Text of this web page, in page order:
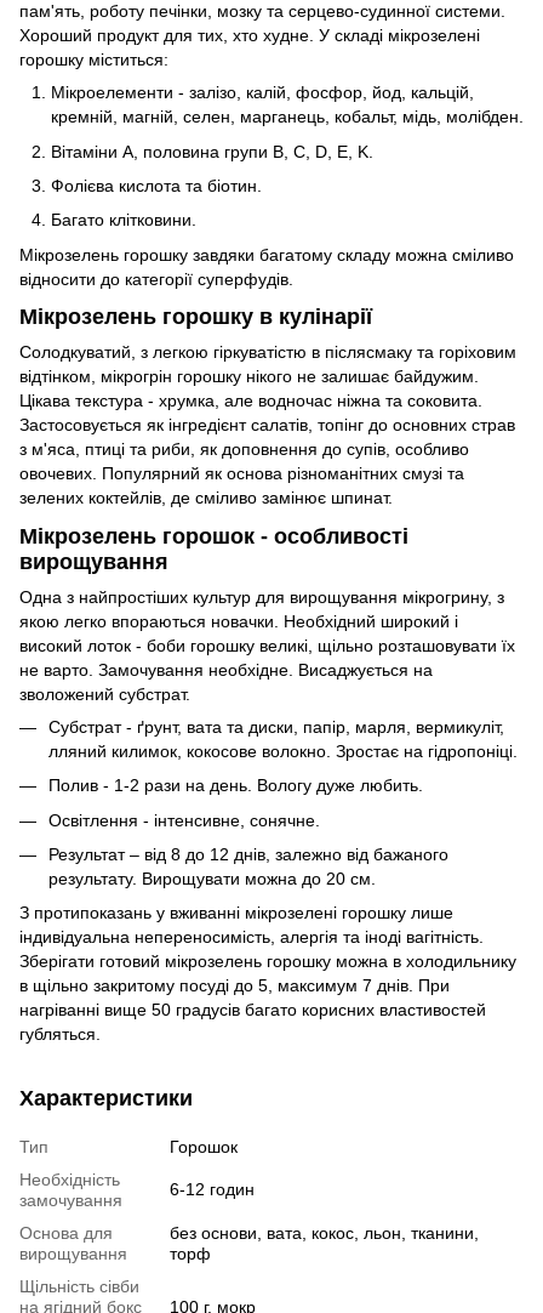
пам'ять, роботу печінки, мозку та серцево-судинної системи.
Хороший продукт для тих, хто худне. У складі мікрозелені
горошку міститься:
Мікроелементи - залізо, калій, фосфор, йод, кальцій,
кремній, магній, селен, марганець, кобальт, мідь, молібден.
Вітаміни A, половина групи B, С, D, E, K.
Фолієва кислота та біотин.
Багато клітковини.
Мікрозелень горошку завдяки багатому складу можна сміливо
відносити до категорії суперфудів.
Мікрозелень горошку в кулінарії
Солодкуватий, з легкою гіркуватістю в післясмаку та горіховим
відтінком, мікрогрін горошку нікого не залишає байдужим.
Цікава текстура - хрумка, але водночас ніжна та соковита.
Застосовується як інгредієнт салатів, топінг до основних страв
з м'яса, птиці та риби, як доповнення до супів, особливо
овочевих. Популярний як основа різноманітних смузі та
зелених коктейлів, де сміливо замінює шпинат.
Мікрозелень горошок - особливості
вирощування
Одна з найпростіших культур для вирощування мікрогрину, з
якою легко впораються новачки. Необхідний широкий і
високий лоток - боби горошку великі, щільно розташовувати їх
не варто. Замочування необхідне. Висаджується на
зволожений субстрат.
Субстрат - ґрунт, вата та диски, папір, марля, вермикуліт,
лляний килимок, кокосове волокно. Зростає на гідропоніці.
Полив - 1-2 рази на день. Вологу дуже любить.
Освітлення - інтенсивне, сонячне.
Результат – від 8 до 12 днів, залежно від бажаного
результату. Вирощувати можна до 20 см.
З протипоказань у вживанні мікрозелені горошку лише
індивідуальна непереносимість, алергія та іноді вагітність.
Зберігати готовий мікрозелень горошку можна в холодильнику
в щільно закритому посуді до 5, максимум 7 днів. При
нагріванні вище 50 градусів багато корисних властивостей
губляться.
Характеристики
Тип
Горошок
Необхідність
замочування
6-12 годин
Основа для
вирощування
без основи, вата, кокос, льон, тканини,
торф
Щільність сівби
на ягідний бокс
100 г, мокр